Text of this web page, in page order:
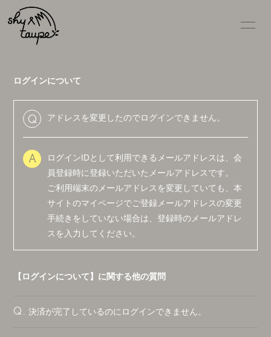
NEWS
SCHEDULE
DISCOGRAPHY
VIDEO
PROFILE
CONTACT
ログインについて
Q アドレスを変更したのでログインできません。
A
ログインIDとして利用できるメールアドレスは、会
員登録時に登録いただいたメールアドレスです。
ご利用端末のメールアドレスを変更していても、本
サイトのマイページでご登録メールアドレスの変更
手続きをしていない場合は、登録時のメールアドレ
スを入力してください。
【ログインについて】に関する他の質問
Q. 決済が完了しているのにログインできません。